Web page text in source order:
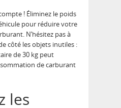
! Éliminez le poids
pour réduire votre
N’hésitez pas à
côté les objets inutiles :
de 30 kg peut
de carburant
les